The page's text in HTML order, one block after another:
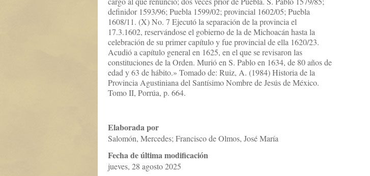
definidor 1593/96; Puebla 1599/02; provincial 1602/05; Puebla
1608/11. (X) No. 7 Ejecutó la separación de la provincia el
17.3.1602, reservándose el gobierno de la de Michoacán hasta la
celebración de su primer capítulo y fue provincial de ella 1620/23.
Acudió a capítulo general en 1625, en el que se revisaron las
constituciones de la Orden. Murió en S. Pablo en 1634, de 80 años de
edad y 63 de hábito.» Tomado de: Ruiz, A. (1984) Historia de la
Provincia Agustiniana del Santísimo Nombre de Jesús de México.
Tomo II, Porrúa, p. 664.
Elaborada por
Salomón, Mercedes; Francisco de Olmos, José María
Fecha de última modificación
jueves, 28 agosto 2025